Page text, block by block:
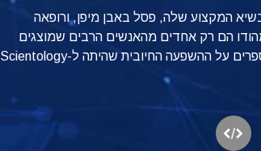
המקצוע שלה, פסל באבן מיפן, ורופאה
הם רק אחדים מהאנשים הרבים שמוצגים
מכל רחבי העולם שמספרים על ההשפעה החיובית שהיתה ל-Scientology